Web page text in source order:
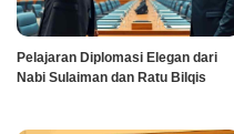
Pelajaran Diplomasi Elegan dari
Nabi Sulaiman dan Ratu Bilqis